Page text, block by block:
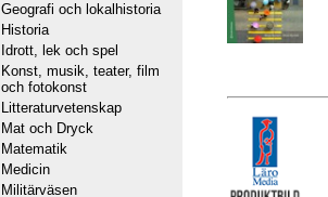
Geografi och lokalhistoria
Historia
Idrott, lek och spel
Konst, musik, teater, film
och fotokonst
Litteraturvetenskap
Mat och Dryck
Matematik
Medicin
Militärväsen